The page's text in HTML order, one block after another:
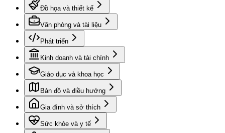
Đồ họa và thiết kế
Văn phòng và tài liệu
Phát triển
Kinh doanh và tài chính
Giáo dục và khoa học
Bản đồ và điều hướng
Gia đình và sở thích
Sức khỏe và y tế